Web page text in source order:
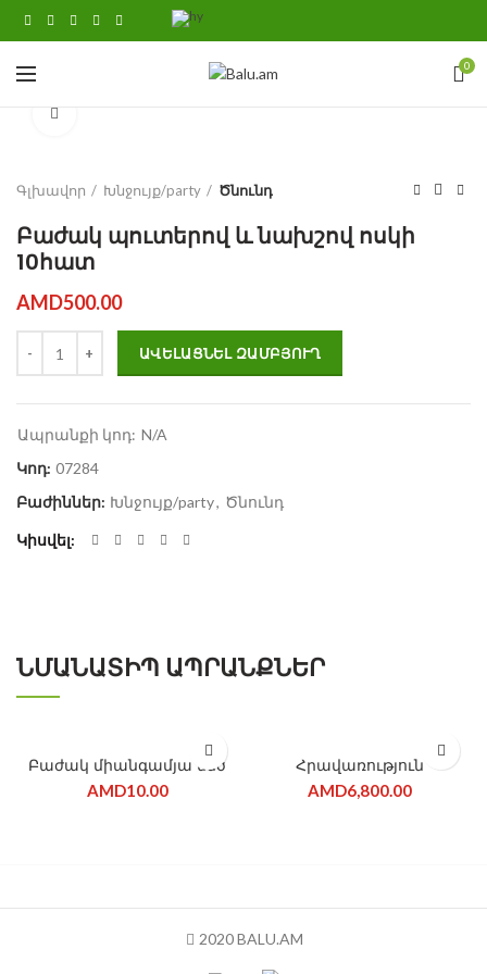
0
Գլխավոր Խնջույք/party Ծնունդ
Բաժակ պուտերով և նախշով ոսկի
10հատ
AMD500.00
ԱՎԵԼԱՑՆԵԼ ԶԱՄԲՅՈՒՂ
Ապրանքի կոդ: N/A
Կոդ: 07284
Բաժիններ: Խնջույք/party, Ծնունդ
Կիսվել
ՆՄԱՆԱՏԻՊ ԱՊՐԱՆՔՆԵՐ
Բաժակ միանգամյա մեծ
AMD10.00
Հրավառություն
AMD6,800.00
2020 BALU.AM